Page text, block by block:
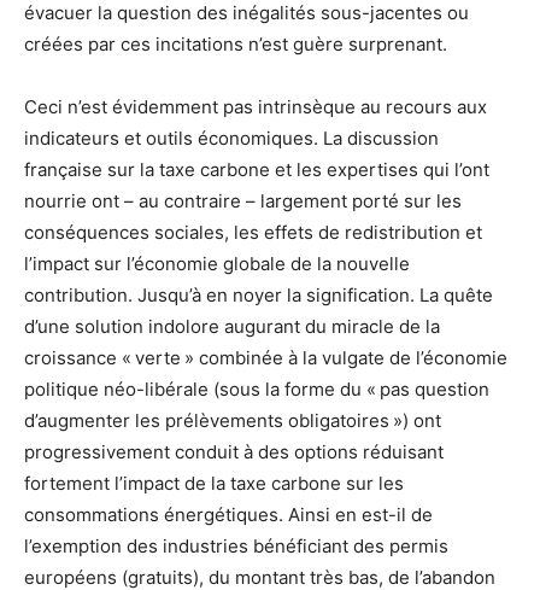
évacuer la question des inégalités sous-jacentes ou
créées par ces incitations n’est guère surprenant.
Ceci n’est évidemment pas intrinsèque au recours aux
indicateurs et outils économiques. La discussion
française sur la taxe carbone et les expertises qui l’ont
nourrie ont – au contraire – largement porté sur les
conséquences sociales, les effets de redistribution et
l’impact sur l’économie globale de la nouvelle
contribution. Jusqu’à en noyer la signification. La quête
d’une solution indolore augurant du miracle de la
croissance « verte » combinée à la vulgate de l’économie
politique néo-libérale (sous la forme du « pas question
d’augmenter les prélèvements obligatoires ») ont
progressivement conduit à des options réduisant
fortement l’impact de la taxe carbone sur les
consommations énergétiques. Ainsi en est-il de
l’exemption des industries bénéficiant des permis
européens (gratuits), du montant très bas, de l’abandon